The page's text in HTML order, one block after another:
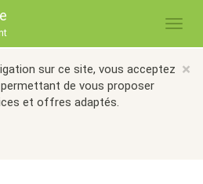
×
sur ce site, vous acceptez
de vous proposer
et offres adaptés.